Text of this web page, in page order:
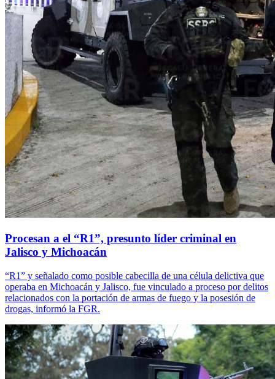
Procesan a el “R1”, presunto líder criminal en
Jalisco y Michoacán
“R1” y señalado como posible cabecilla de una célula delictiva que
operaba en Michoacán y Jalisco, fue vinculado a proceso por delitos
relacionados con la portación de armas de fuego y la posesión de
drogas, informó la FGR.